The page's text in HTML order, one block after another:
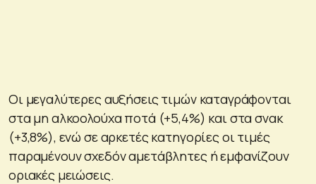
Οι μεγαλύτερες αυξήσεις τιμών καταγράφονται
στα μη αλκοολούχα ποτά (+5,4%) και στα σνακ
(+3,8%), ενώ σε αρκετές κατηγορίες οι τιμές
παραμένουν σχεδόν αμετάβλητες ή εμφανίζουν
οριακές μειώσεις.